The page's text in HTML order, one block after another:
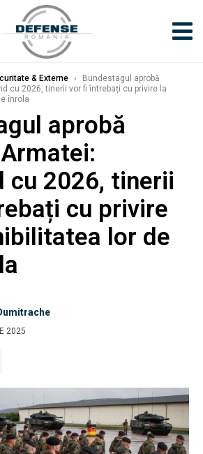
& Externe ›
Bundestagul aprobă
cu 2026, tinerii vor fi întrebați cu privire la
înrola
aprobă
cu 2026, tinerii
cu privire
lor de
2025